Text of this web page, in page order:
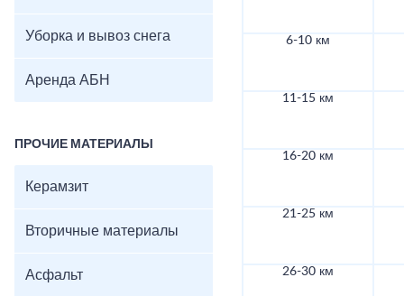
Уборка и вывоз снега
Аренда АБН
ПРОЧИЕ МАТЕРИАЛЫ
Керамзит
Вторичные материалы
Асфальт
6-10 км
11-15 км
16-20 км
21-25 км
26-30 км